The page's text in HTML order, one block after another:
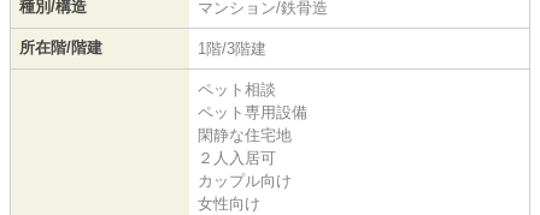
種別/構造 マンション/鉄骨造
所在階/階建 1階/3階建
ペット相談
ペット専用設備
閑静な住宅地
２人入居可
カップル向け
女性向け